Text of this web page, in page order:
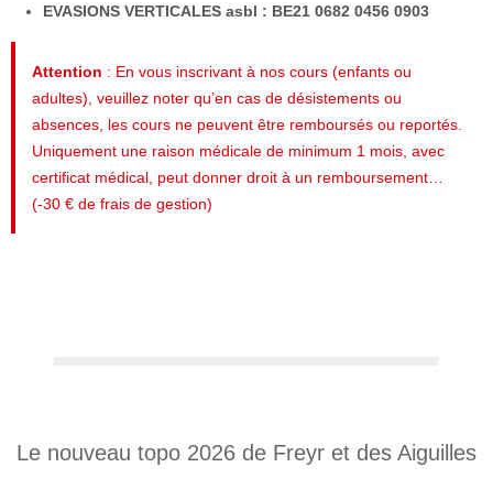
EVASIONS VERTICALES asbl : BE21 0682 0456 0903
Attention : En vous inscrivant à nos cours (enfants ou
adultes), veuillez noter qu’en cas de désistements ou
absences, les cours ne peuvent être remboursés ou reportés.
Uniquement une raison médicale de minimum 1 mois, avec
certificat médical, peut donner droit à un remboursement…
(-30 € de frais de gestion)
Le nouveau topo 2026 de Freyr et des Aiguilles